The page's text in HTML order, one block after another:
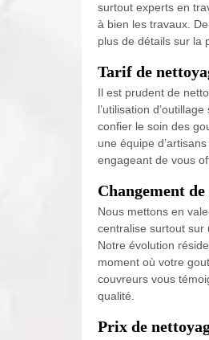
surtout experts en
à bien les travaux.
plus de détails sur la
Tarif de
Il est prudent de
l’utilisation
confier le soin des
une équipe
engageant de vous
Changement
Nous mettons en
centralise surtout sur
Notre évolution
moment où votre
couvreurs vous
qualité.
Prix de